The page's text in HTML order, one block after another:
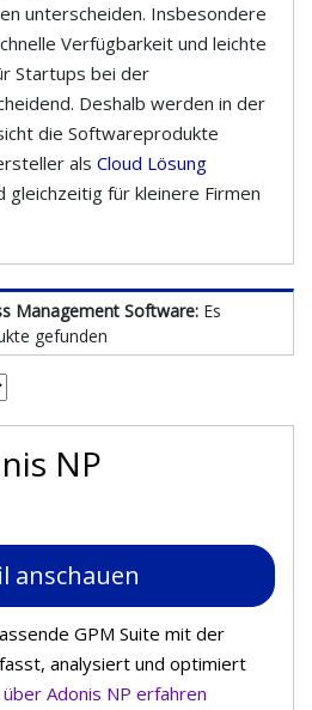
unterscheiden. Insbesondere
Verfügbarkeit und leichte
Startups bei der
Deshalb werden in der
die Softwareprodukte
als Cloud Lösung
für kleinere Firmen
Management Software: Es
gefunden
NP
anschauen
GPM Suite mit der
analysiert und optimiert
über Adonis NP erfahren